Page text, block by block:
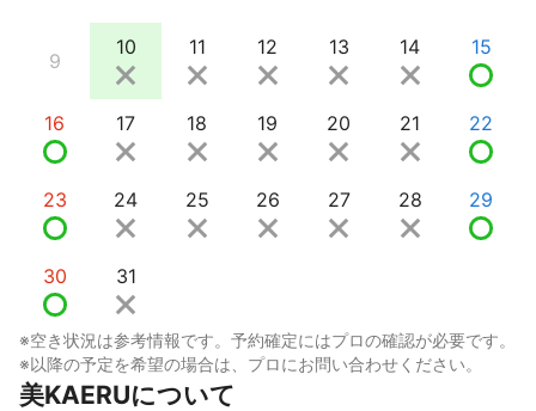
9
10 11 12 13 14 15
16 17 18 19 20 21 22
23 24 25 26 27 28 29
30 31
※空き状況は参考情報です。予約確定にはプロの確認が必要です。
※以降の予定を希望の場合は、プロにお問い合わせください。
美KAERUについて